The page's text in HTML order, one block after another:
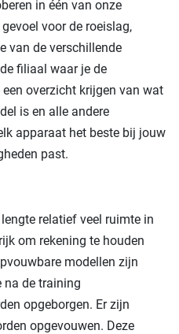
in één van onze
voor de roeislag,
van de verschillende
filiaal waar je de
overzicht krijgen van wat
is en alle andere
apparaat het beste bij jouw
past.
relatief veel ruimte in
om rekening te houden
modellen zijn
na de training
opgeborgen. Er zijn
opgevouwen. Deze